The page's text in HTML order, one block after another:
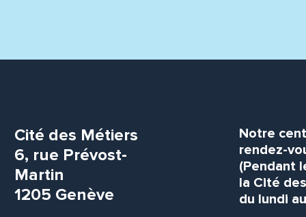
Cité des Métiers
6, rue Prévost-
Martin
1205 Genève
Notre
rendez-
(Pendant
la Cité
du lundi